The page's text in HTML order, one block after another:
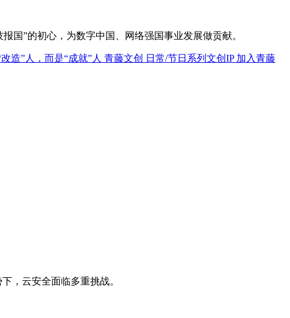
国”的初心，为数字中国、网络强国事业发展做贡献。
造”人，而是“成就”人 青藤文创 日常/节日系列文创IP 加入青藤
，云安全面临多重挑战。